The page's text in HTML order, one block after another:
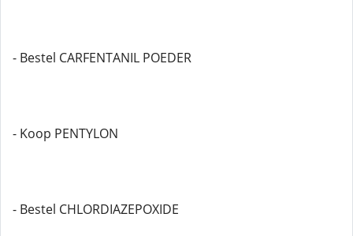
- Bestel CARFENTANIL POEDER
- Koop PENTYLON
- Bestel CHLORDIAZEPOXIDE